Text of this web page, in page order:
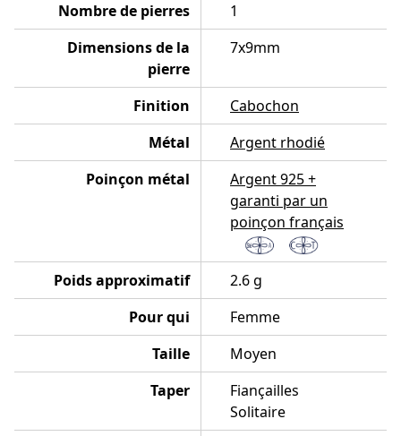
Nombre de pierres
1
Dimensions de la
pierre
7x9mm
Finition
Cabochon
Métal
Argent rhodié
Poinçon métal
Argent 925 +
garanti par un
poinçon français
Poids approximatif
2.6 g
Pour qui
Femme
Taille
Moyen
Taper
Fiançailles
Solitaire